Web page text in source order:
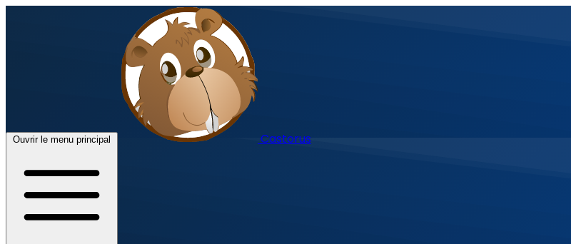
Ouvrir le menu principal Castorus